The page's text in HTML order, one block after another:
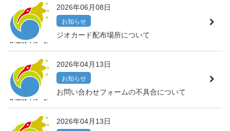
2026年06月08日
お知らせ
ジオカード配布場所について
2026年04月13日
お知らせ
お問い合わせフォームの不具合について
2026年04月13日